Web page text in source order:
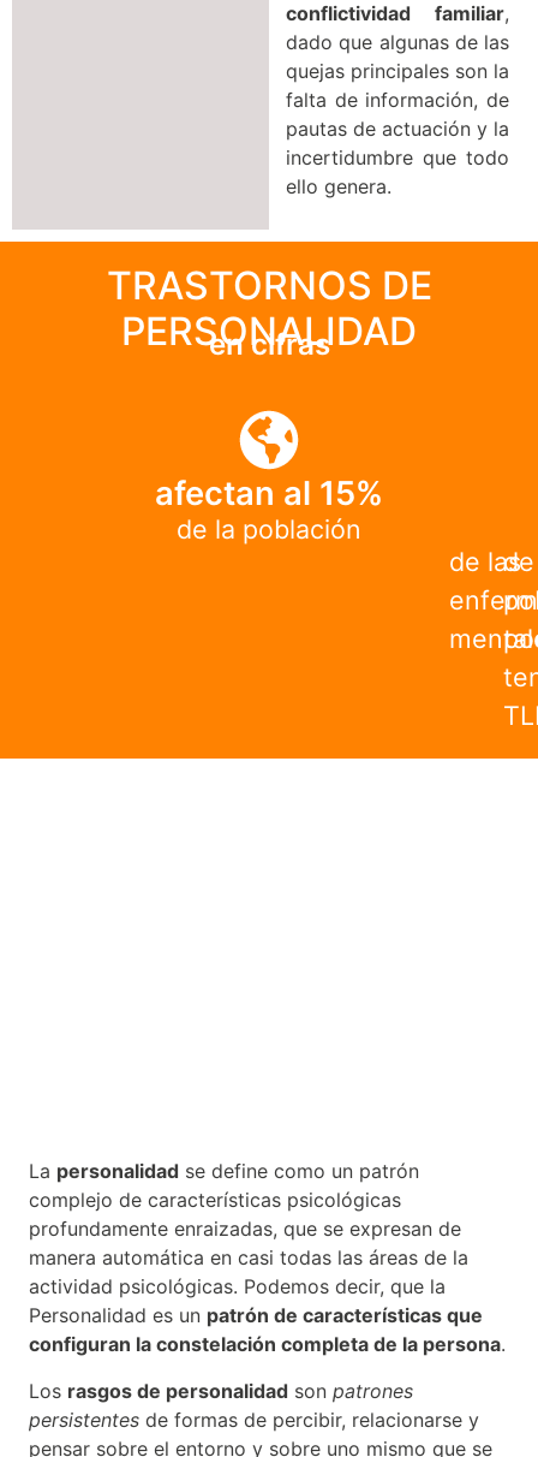
conflictividad familiar,
dado que algunas de las
quejas principales son la
falta de información, de
pautas de actuación y la
incertidumbre que todo
ello genera.
TRASTORNOS DE
PERSONALIDAD
en cifras
de la población
afectan al 15%
de las
La personalidad se define como un patrón
complejo de características psicológicas
profundamente enraizadas, que se expresan de
manera automática en casi todas las áreas de la
actividad psicológicas. Podemos decir, que la
Personalidad es un patrón de características que
configuran la constelación completa de la persona.
Los rasgos de personalidad sonpatrones
persistentes de formas de percibir, relacionarse y
pensar sobre el entorno y sobre uno mismo que se